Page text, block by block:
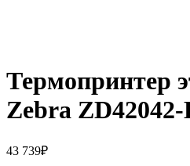
Термопринтер
Zebra
43 739₽